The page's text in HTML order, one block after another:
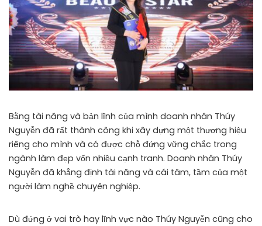
Bằng tài năng và bản lĩnh của mình doanh nhân Thúy
Nguyễn đã rất thành công khi xây dựng một thương hiệu
riêng cho mình và có được chỗ đứng vững chắc trong
ngành làm đẹp vốn nhiều cạnh tranh. Doanh nhân Thúy
Nguyễn đã khẳng định tài năng và cái tâm, tầm của một
người làm nghề chuyên nghiệp.
Dù đứng ở vai trò hay lĩnh vực nào Thúy Nguyễn cũng cho